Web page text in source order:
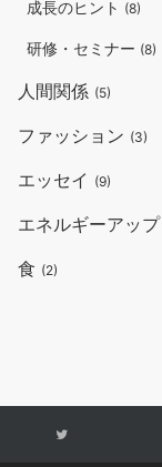
成長のヒント (8)
研修・セミナー (8)
人間関係 (5)
ファッション (3)
エッセイ (9)
エネルギーアップ
食 (2)